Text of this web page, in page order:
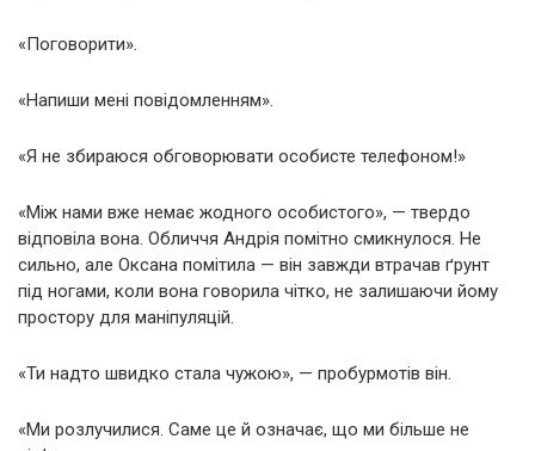
«Поговорити».
«Напиши мені повідомленням».
«Я не збираюся обговорювати особисте телефоном!»
«Між нами вже немає жодного особистого», — твердо
відповіла вона. Обличчя Андрія помітно смикнулося. Не
сильно, але Оксана помітила — він завжди втрачав ґрунт
під ногами, коли вона говорила чітко, не залишаючи йому
простору для маніпуляцій.
«Ти надто швидко стала чужою», — пробурмотів він.
«Ми розлучилися. Саме це й означає, що ми більше не